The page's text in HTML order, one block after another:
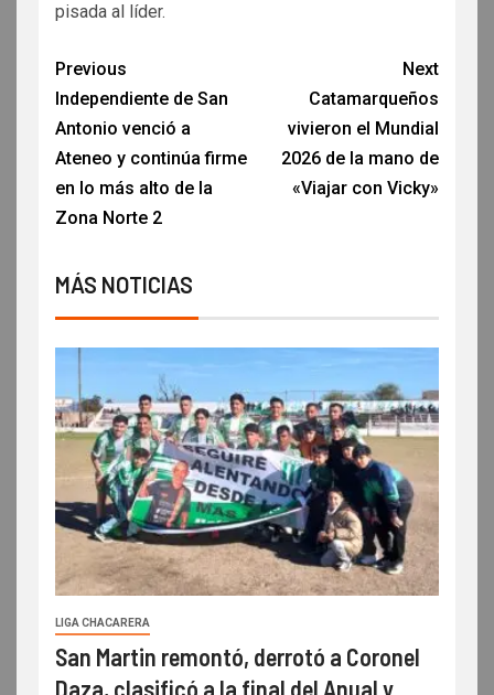
pisada al líder.
Previous
Independiente de San
Antonio venció a
Ateneo y continúa firme
en lo más alto de la
Zona Norte 2
Next
Catamarqueños
vivieron el Mundial
2026 de la mano de
«Viajar con Vicky»
MÁS NOTICIAS
LIGA CHACARERA
San Martin remontó, derrotó a Coronel
Daza, clasificó a la final del Anual y